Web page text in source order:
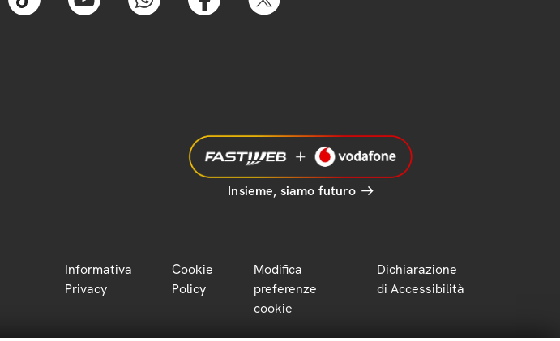
Insieme, siamo futuro
Informativa
Privacy
Cookie
Policy
Modifica
preferenze
cookie
Dichiarazione
di Accessibilità